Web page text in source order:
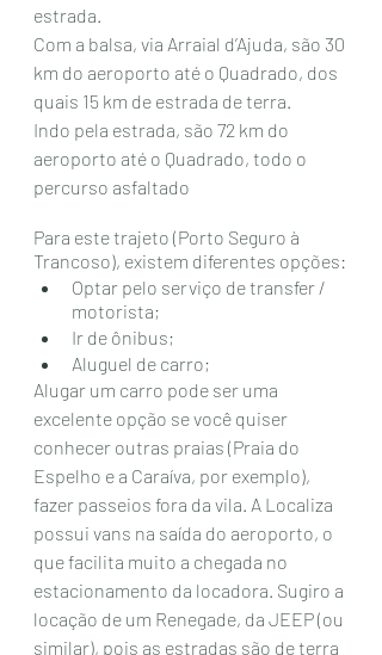
estrada.
Com a balsa, via Arraial d’Ajuda, são 30
km do aeroporto até o Quadrado, dos
quais 15 km de estrada de terra.
Indo pela estrada, são 72 km do
aeroporto até o Quadrado, todo o
percurso asfaltado
Para este trajeto (Porto Seguro à
Trancoso), existem diferentes opções:
Optar pelo serviço de transfer /
motorista;
Ir de ônibus;
Aluguel de carro;
Alugar um carro pode ser uma
excelente opção se você quiser
conhecer outras praias (Praia do
Espelho e a Caraíva, por exemplo),
fazer passeios fora da vila. A Localiza
possui vans na saída do aeroporto, o
que facilita muito a chegada no
estacionamento da locadora. Sugiro a
locação de um Renegade, da JEEP (ou
similar), pois as estradas são de terra